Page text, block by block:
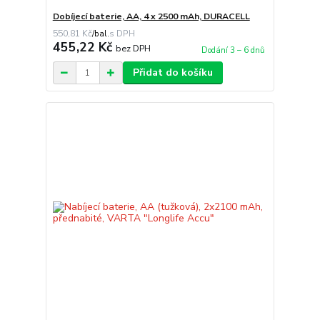
Dobíjecí baterie, AA, 4 x 2500 mAh, DURACELL
550,81 Kč/bal.
455,22 Kč bez DPH Dodání 3 – 6 dnů
Přidat do košíku